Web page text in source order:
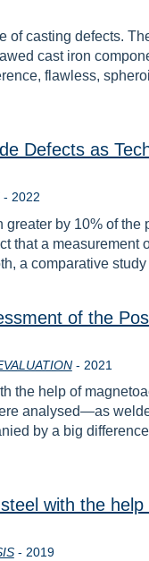
of casting defects.
cast iron
flawless,
Defects as
- Rok
2022
by 10% of the
that a measurement
a comparative
of the
- Rok
2021
the help of
analysed—as
by a big
with the
- Rok
2019